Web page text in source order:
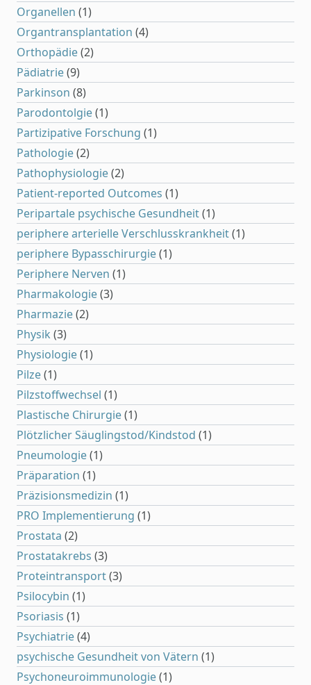
Organellen (1)
Organtransplantation (4)
Orthopädie(2)
Pädiatrie(9)
Parkinson (8)
Parodontolgie(1)
Partizipative Forschung (1)
Pathologie(2)
Pathophysiologie(2)
Patient-reported Outcomes (1)
Peripartale psychische Gesundheit(1)
periphere arterielle Verschlusskrankheit(1)
periphere Bypasschirurgie(1)
Periphere Nerven (1)
Pharmakologie(3)
Pharmazie(2)
Physik (3)
Physiologie(1)
Pilze(1)
Pilzstoffwechsel (1)
Plastische Chirurgie(1)
Plötzlicher Säuglingstod/Kindstod (1)
Pneumologie(1)
Präparation (1)
Präzisionsmedizin (1)
PRO Implementierung (1)
Prostata (2)
Prostatakrebs (3)
Proteintransport(3)
Psilocybin (1)
Psoriasis (1)
Psychiatrie(4)
psychische Gesundheit von Vätern (1)
Psychoneuroimmunologie(1)